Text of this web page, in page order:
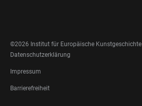
MEDIA
©2026 Institut für Europäische Kunstgeschichte
FOOTER
LEGAL
Datenschutzerklärung
Impressum
Barrierefreiheit